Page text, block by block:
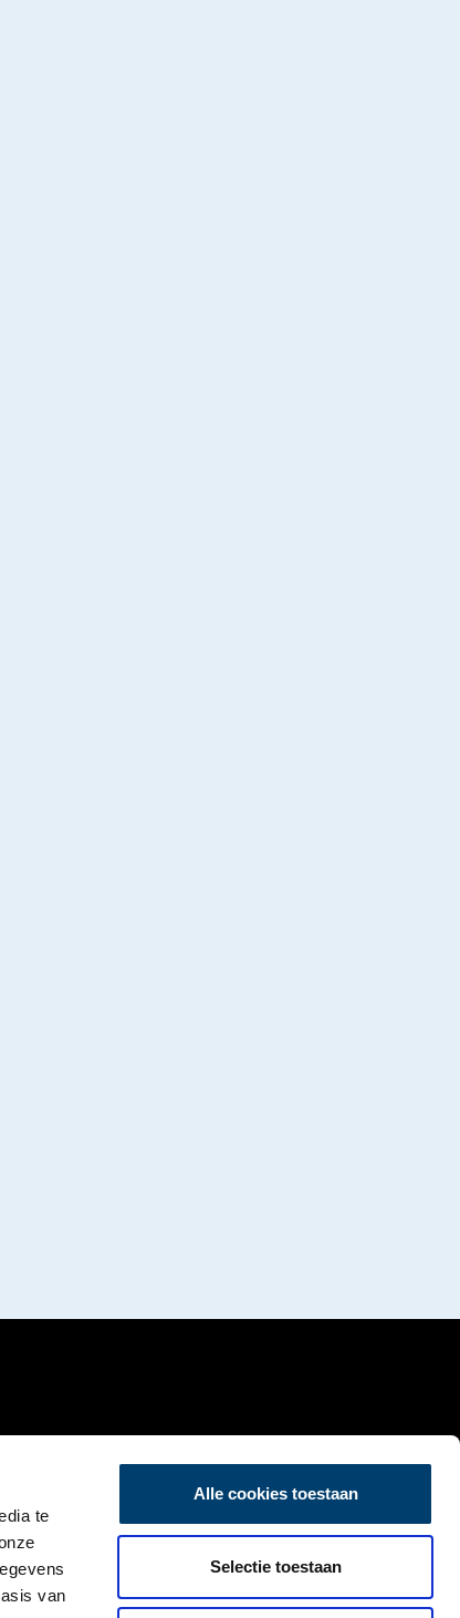
te
van
Alle cookies toestaan
Selectie toestaan